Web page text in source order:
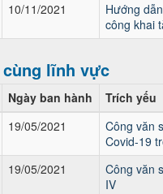
10/11/2021
Hướng
công khai
cùng lĩnh vực
Ngày ban hành
Trích yếu
19/05/2021
Công văn
Covid-19
19/05/2021
Công văn
IV